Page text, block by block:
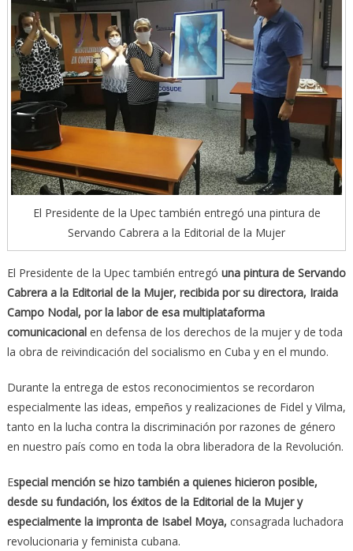
El Presidente de la Upec también entregó una pintura de
Servando Cabrera a la Editorial de la Mujer
El Presidente de la Upec también entregó una pintura de Servando
Cabrera a la Editorial de la Mujer, recibida por su directora, Iraida
Campo Nodal, por la labor de esa multiplataforma
comunicacionalen defensa de los derechos de la mujer y de toda
la obra de reivindicación del socialismo en Cuba y en el mundo.
Durante la entrega de estos reconocimientos se recordaron
especialmente las ideas, empeños y realizaciones de Fidel y Vilma,
tanto en la lucha contra la discriminación por razones de género
en nuestro país como en toda la obra liberadora de la Revolución.
Especial mención se hizo también a quienes hicieron posible,
desde su fundación, los éxitos de la Editorial de la Mujer y
especialmente la impronta de Isabel Moya, consagrada luchadora
revolucionaria y feminista cubana.